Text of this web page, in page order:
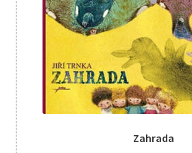
Zahrada